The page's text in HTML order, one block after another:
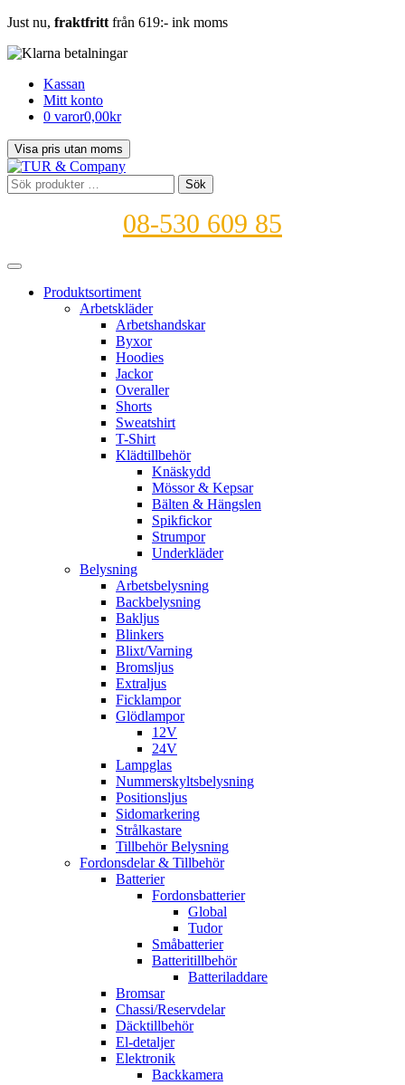
Just nu, fraktfritt från 619:- ink moms
Kassan
Mitt konto
0 varor0,00kr
Sök
efter:
Sök
08-530 609 85
Produktsortiment
Arbetskläder
Arbetshandskar
Byxor
Hoodies
Jackor
Overaller
Shorts
Sweatshirt
T-Shirt
Klädtillbehör
Knäskydd
Mössor & Kepsar
Bälten & Hängslen
Spikfickor
Strumpor
Underkläder
Belysning
Arbetsbelysning
Backbelysning
Bakljus
Blinkers
Blixt/Varning
Bromsljus
Extraljus
Ficklampor
Glödlampor
12V
24V
Lampglas
Nummerskyltsbelysning
Positionsljus
Sidomarkering
Strålkastare
Tillbehör Belysning
Fordonsdelar & Tillbehör
Batterier
Fordonsbatterier
Global
Tudor
Småbatterier
Batteritillbehör
Batteriladdare
Bromsar
Chassi/Reservdelar
Däcktillbehör
El-detaljer
Elektronik
Backkamera